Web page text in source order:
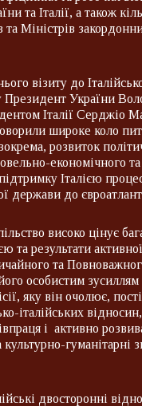
та Італії, а також
та Міністрів
візиту до
Президент України
Італії Серджіо
широке коло
розвиток
економічного та
Італією
держави до
високо цінує
та результати
та
особистим зусиллям
яку він очолює,
італійських
і активно
культурно-
двосторонні